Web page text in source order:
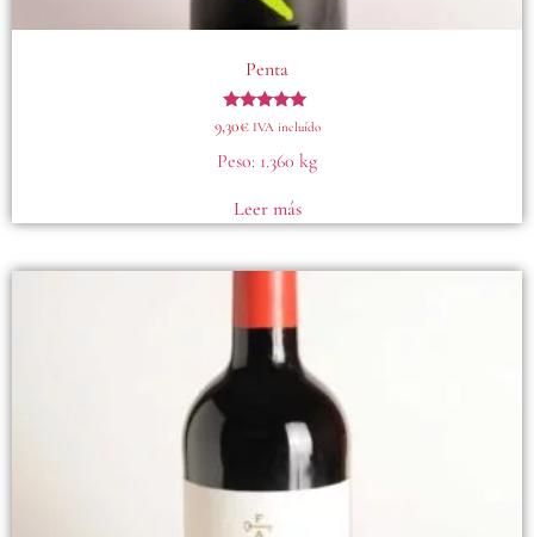
Penta
Valorado
5.00
de 5
9,30€ IVA incluído
Peso: 1.360 kg
Leer más